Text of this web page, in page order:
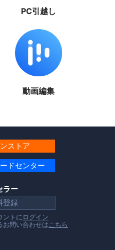
PC引越し
動画編集
ストア
ドセンター
ラー
登録
ントに ログイン
お問い合わせは こちら